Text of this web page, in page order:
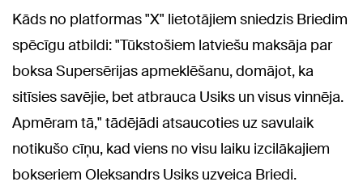
Kāds no platformas "X" lietotājiem sniedzis Briedim
spēcīgu atbildi: "Tūkstošiem latviešu maksāja par
boksa Supersērijas apmeklēšanu, domājot, ka
sitīsies savējie, bet atbrauca Usiks un visus vinnēja.
Apmēram tā," tādējādi atsaucoties uz savulaik
notikušo cīņu, kad viens no visu laiku izcilākajiem
bokseriem Oleksandrs Usiks uzveica Briedi.